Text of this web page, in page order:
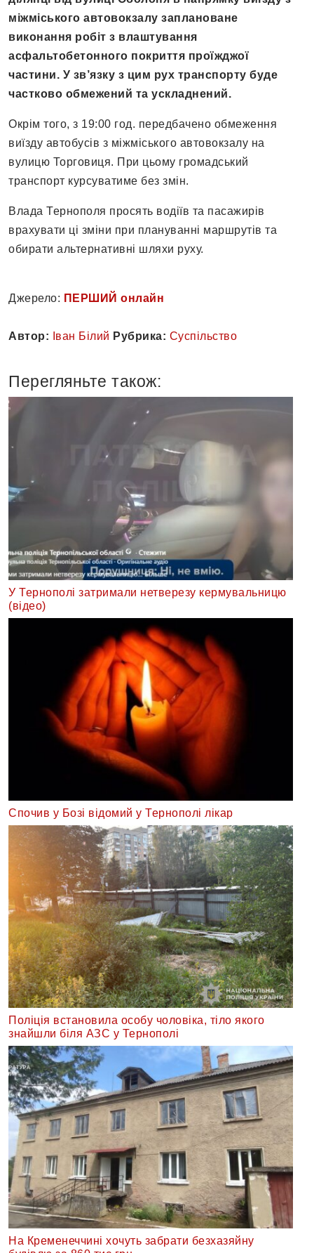
міжміського автовокзалу заплановане
виконання робіт з влаштування
асфальтобетонного покриття проїжджої
частини. У зв’язку з цим рух транспорту буде
частково обмежений та ускладнений.
Окрім того, з 19:00 год. передбачено обмеження
виїзду автобусів з міжміського автовокзалу на
вулицю Торговиця. При цьому громадський
транспорт курсуватиме без змін.
Влада Тернополя просять водіїв та пасажирів
врахувати ці зміни при плануванні маршрутів та
обирати альтернативні шляхи руху.
Джерело: ПЕРШИЙ онлайн
Автор: Іван Білий Рубрика: Суспільство
Перегляньте також:
У Тернополі затримали нетверезу кермувальницю
(відео)
Спочив у Бозі відомий у Тернополі лікар
Поліція встановила особу чоловіка, тіло якого
знайшли біля АЗС у Тернополі
На Кременеччині хочуть забрати безхазяйну